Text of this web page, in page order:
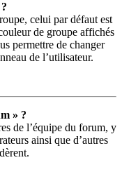
celui par défaut est
de groupe affichés
permettre de changer
de l’utilisateur.
» ?
de l’équipe du forum, y
ainsi que d’autres